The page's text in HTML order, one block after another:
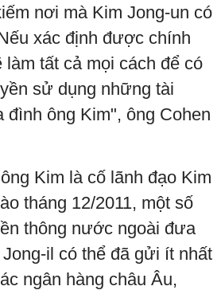
nơi mà Kim Jong-un có
xác định được chính
làm tất cả mọi cách để có
sử dụng những tài
đình ông Kim", ông Cohen
Kim là cố lãnh đạo Kim
tháng 12/2011, một số
thông nước ngoài đưa
il có thể đã gửi ít nhất
ngân hàng châu Âu,